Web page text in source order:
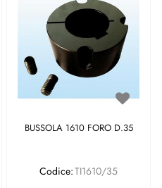
BUSSOLA 1610 FORO D.35
Codice:TI1610/35